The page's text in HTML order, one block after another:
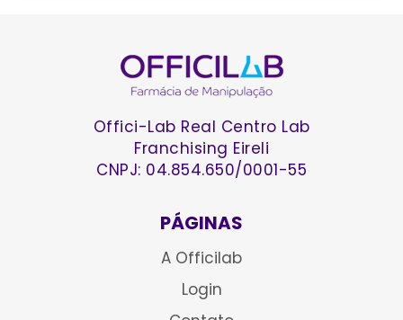
Offici-Lab Real Centro Lab
Franchising Eireli
CNPJ: 04.854.650/0001-55
PÁGINAS
A Officilab
Login